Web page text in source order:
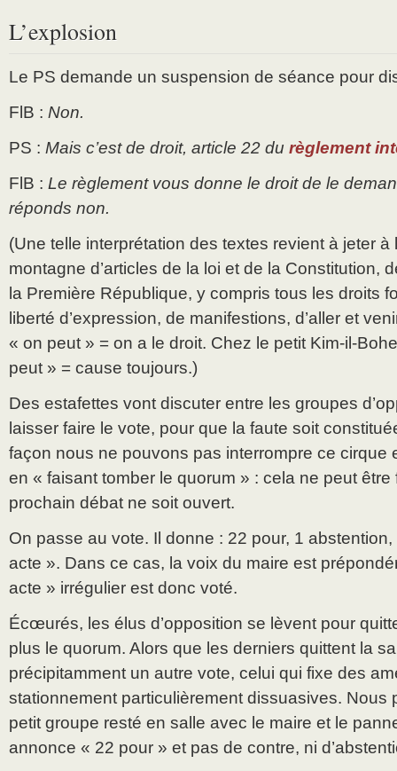
L’explosion
Le PS demande un suspension de séance pour
FlB : Non.
PS : Mais c’est de droit, article 22 du règlement
FlB : Le règlement vous donne le droit de le
réponds non.
(Une telle interprétation des textes revient à jeter à
montagne d’articles de la loi et de la Constitution,
la Première République, y compris tous les droits
liberté d’expression, de manifestions, d’aller et
« on peut » = on a le droit. Chez le petit Kim-il-
peut » = cause toujours.)
Des estafettes vont discuter entre les groupes
laisser faire le vote, pour que la faute soit
façon nous ne pouvons pas interrompre ce cirque
en « faisant tomber le quorum » : cela ne peut être
prochain débat ne soit ouvert.
On passe au vote. Il donne : 22 pour, 1
acte ». Dans ce cas, la voix du maire est
acte » irrégulier est donc voté.
Écœurés, les élus d’opposition se lèvent pour
plus le quorum. Alors que les derniers quittent la
précipitamment un autre vote, celui qui fixe des
stationnement particulièrement dissuasives. Nous
petit groupe resté en salle avec le maire et le
annonce « 22 pour » et pas de contre, ni